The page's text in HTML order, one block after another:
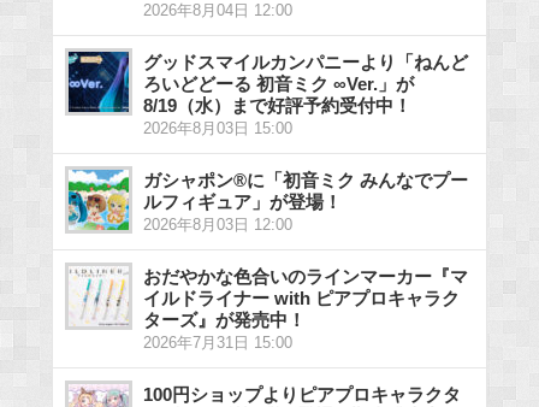
2026年8月04日 12:00
グッドスマイルカンパニーより「ねんど
ろいどどーる 初音ミク ∞Ver.」が
8/19（水）まで好評予約受付中！
2026年8月03日 15:00
ガシャポン®に「初音ミク みんなでプー
ルフィギュア」が登場！
2026年8月03日 12:00
おだやかな色合いのラインマーカー『マ
イルドライナー with ピアプロキャラク
ターズ』が発売中！
2026年7月31日 15:00
100円ショップよりピアプロキャラクタ